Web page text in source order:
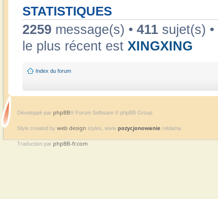
STATISTIQUES
2259 message(s) • 411 sujet(s) •
le plus récent est XINGXING
Index du forum
Développé par phpBB® Forum Software © phpBB Group
Style created by web design styles, www pozycjonowanie reklama
Traduction par phpBB-fr.com